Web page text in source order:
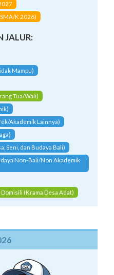
K 2026)
JALUR:
Mampu)
Tua/Wali)
Akademik Lainnya)
Seni, dan Budaya Bali)
Non-Bali/Non Akademik
Domisili (Krama Desa Adat)